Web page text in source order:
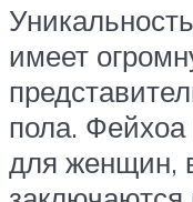
имеет
пола. Фейхоа
для женщин,